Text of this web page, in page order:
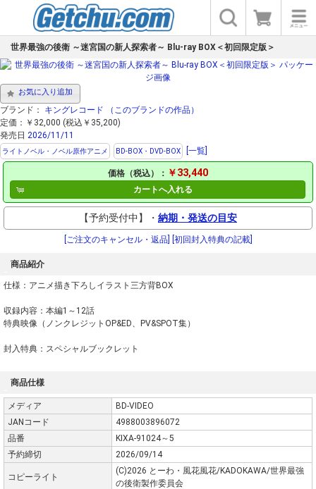
世界最強の後衛 ～迷宮国の新人探索者～ Blu-ray BOX＜初回限定版＞
お気に入り追加
ブランド： キングレコード
（このブランドの作品）
定価：￥32,000 (税込￥35,200)
発売日 2026/11/11
ライトノベル・ノベル原作アニメ BD-BOX・DVD-BOX [一覧]
価格（税込）： ￥33,440
カートへ入れる
【予約受付中】・ 納期・発送の目安
[ご注文のキャンセル・返品] [初回封入特典の記載]
商品紹介
仕様：アニメ描き下ろしイラスト三方背BOX
収録内容：本編1～12話
特典映像（ノンクレジットOP&ED、PV&SPOT集）
封入特典：スペシャルブックレット
商品仕様
メディア
BD-VIDEO
JANコード
4988003896072
品番
KIXA-91024～5
予約締切
2026/09/14
コピーライト
(C)2026 とーわ・風花風花/KADOKAWA/世界最強
の後衛製作委員会